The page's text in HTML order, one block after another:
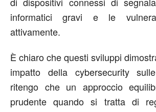
informatici gravi e le
attivamente.
È chiaro che questi sviluppi
impatto della cybersecurity
ritengo che un approccio
prudente quando si tratta di